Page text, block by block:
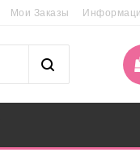
Мои Заказы